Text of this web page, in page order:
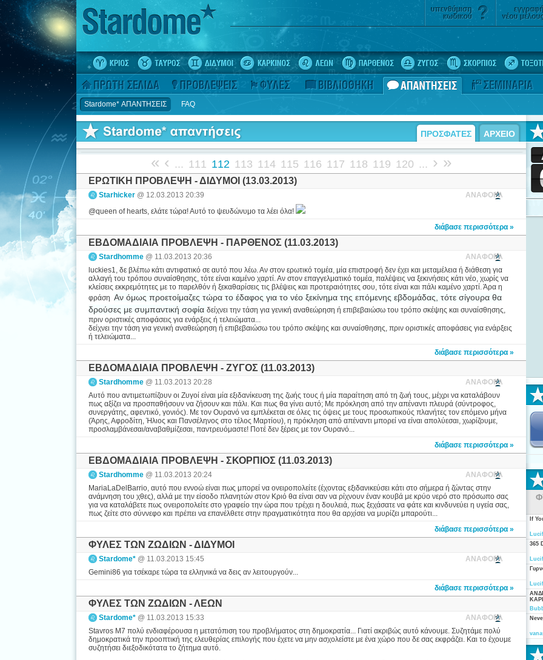
Stardome* ΑΠΑΝΤΗΣΕΙΣ FAQ
ΠΡΟΣΦΑΤΕΣ ΑΡΧΕΙΟ
« ‹ ... 111 112 113 114 115 116 117 118 119 120 ... › »
ΕΡΩΤΙΚΗ ΠΡΟΒΛΕΨΗ - ΔΙΔΥΜΟΙ (13.03.2013)
ΑΝΑΦΟΡΑ
Starhicker @ 12.03.2013 20:39
@queen of hearts, ελάτε τώρα! Αυτό το ψευδώνυμο τα λέει όλα!
διάβασε περισσότερα »
ΕΒΔΟΜΑΔΙΑΙΑ ΠΡΟΒΛΕΨΗ - ΠΑΡΘΕΝΟΣ (11.03.2013)
ΑΝΑΦΟΡΑ
Stardhomme @ 11.03.2013 20:36
luckies1, δε βλέπω κάτι αντιφατικό σε αυτό που λέω. Αν στον ερωτικό τομέα, μία επιστροφή δεν έχει και μεταμέλεια ή διάθεση για
αλλαγή του τρόπου συναίσθησης, τότε είναι καμένο χαρτί. Αν στον επαγγελματικό τομέα, παλέψεις να ξεκινήσεις κάτι νέο, χωρίς να
κλείσεις εκκρεμότητες με το παρελθόν ή ξεκαθαρίσεις τις βλέψεις και προτεραιότητες σου, τότε είναι και πάλι καμένο χαρτί. Άρα η
φράση Αν όμως προετοίμαζες τώρα το έδαφος για το νέο ξεκίνημα της επόμενης εβδομάδας, τότε σίγουρα θα
δρούσες με συμπαντική σοφία δείχνει την τάση για γενική αναθεώρηση ή επιβεβαιώσω του τρόπο σκέψης και συναίσθησης,
πριν οριστικές αποφάσεις για ενάρξεις ή τελειώματα...
δείχνει την τάση για γενική αναθεώρηση ή επιβεβαιώσω του τρόπο σκέψης και συναίσθησης, πριν οριστικές αποφάσεις για ενάρξεις
ή τελειώματα...
διάβασε περισσότερα »
ΕΒΔΟΜΑΔΙΑΙΑ ΠΡΟΒΛΕΨΗ - ΖΥΓΟΣ (11.03.2013)
ΑΝΑΦΟΡΑ
Stardhomme @ 11.03.2013 20:28
Αυτό που αντιμετωπίζουν οι Ζυγοί είναι μία εξιδανίκευση της ζωής τους ή μία παραίτηση από τη ζωή τους, μέχρι να καταλάβουν
πως αξίζει να προσπαθήσουν να ζήσουν και πάλι. Και πως θα γίνει αυτό; Με πρόκληση από την απέναντι πλευρά (σύντροφος,
συνεργάτης, αφεντικό, γονιός). Με τον Ουρανό να εμπλέκεται σε όλες τις όψεις με τους προσωπικούς πλανήτες τον επόμενο μήνα
(Άρης, Αφροδίτη, Ήλιος και Πανσέληνος στο τέλος Μαρτίου), η πρόκληση από απέναντι μπορεί να είναι απολύεσαι, χωρίζουμε,
προσλαμβάνεσαι/αναβαθμίζεσαι, παντρευόμαστε! Ποτέ δεν ξέρεις με τον Ουρανό...
διάβασε περισσότερα »
ΕΒΔΟΜΑΔΙΑΙΑ ΠΡΟΒΛΕΨΗ - ΣΚΟΡΠΙΟΣ (11.03.2013)
ΑΝΑΦΟΡΑ
Stardhomme @ 11.03.2013 20:24
MariaLaDelBarrio, αυτό που εννοώ είναι πως μπορεί να ονειροπολείτε (έχοντας εξιδανικεύσει κάτι στο σήμερα ή ζώντας στην
ανάμνηση του χθες), αλλά με την είσοδο πλανητών στον Κριό θα είναι σαν να ρίχνουν έναν κουβά με κρύο νερό στο πρόσωπο σας
για να καταλάβετε πως ονειροπολείτε στο γραφείο την ώρα που τρέχει η δουλειά, πως ξεχάσατε να φάτε και κινδυνεύει η υγεία σας,
πως ζείτε στο σύννεφο και πρέπει να επανέλθετε στην πραγματικότητα που θα αρχίσει να μυρίζει μπαρούτι...
διάβασε περισσότερα »
ΦΥΛΕΣ ΤΩΝ ΖΩΔΙΩΝ - ΔΙΔΥΜΟΙ
ΑΝΑΦΟΡΑ
Stardome* @ 11.03.2013 15:45
Gemini86 για τσέκαρε τώρα τα ελληνικά να δεις αν λειτουργούν...
διάβασε περισσότερα »
ΦΥΛΕΣ ΤΩΝ ΖΩΔΙΩΝ - ΛΕΩΝ
ΑΝΑΦΟΡΑ
Stardome* @ 11.03.2013 15:33
Stavros M7 πολύ ενδιαφέρουσα η μετατόπιση του προβλήματος στη δημοκρατία... Γιατί ακριβώς αυτό κάνουμε. Συζητάμε πολύ
δημοκρατικά την προοπτική της ελευθερίας επιλογής που έχετε να μην ασχολείστε με ένα χώρο που δε σας εκφράζει. Και το έχουμε
συζητήσει διεξοδικότατα το ζήτημα αυτό.
If
365